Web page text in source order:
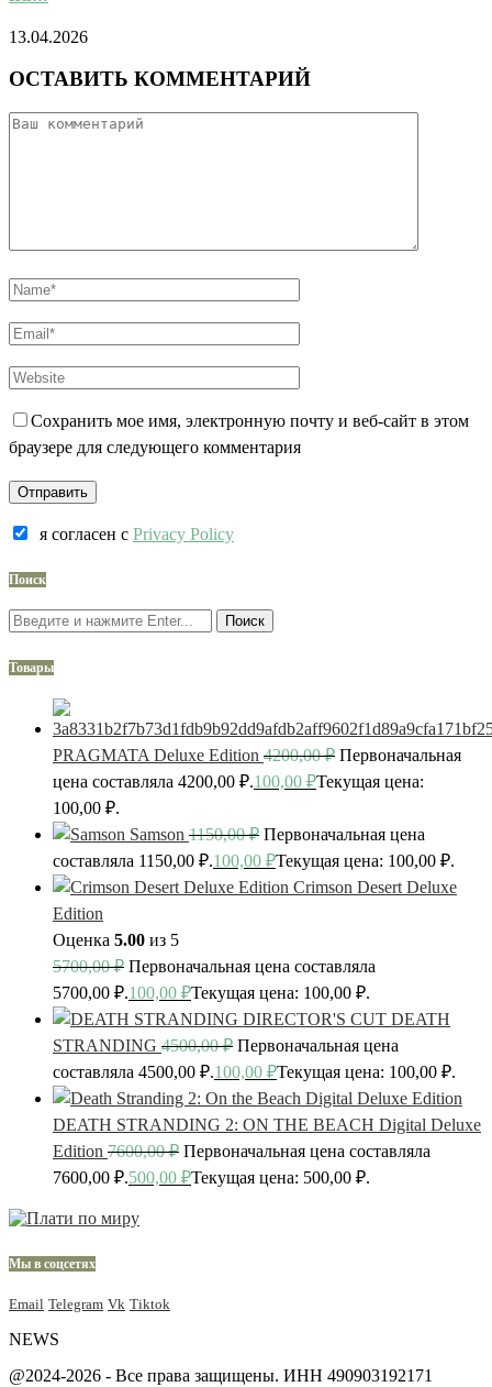
13.04.2026
ОСТАВИТЬ КОММЕНТАРИЙ
Сохранить мое имя, электронную почту и веб-сайт в этом
браузере для следующего комментария
я согласен c Privacy Policy
Поиск
Поиск
Товары
PRAGMATA Deluxe Edition 4200,00₽ Первоначальная
цена составляла 4200,00 ₽.100,00 ₽Текущая цена:
100,00 ₽.
Samson 1150,00₽ Первоначальная цена
составляла 1150,00 ₽.100,00 ₽Текущая цена: 100,00 ₽.
Crimson Desert Deluxe
Edition
Оценка 5.00 из 5
5700,00₽ Первоначальная цена составляла
5700,00 ₽.100,00 ₽Текущая цена: 100,00 ₽.
DEATH
STRANDING 4500,00₽ Первоначальная цена
составляла 4500,00 ₽.100,00 ₽Текущая цена: 100,00 ₽.
DEATH STRANDING 2: ON THE BEACH Digital Deluxe
Edition 7600,00₽ Первоначальная цена составляла
7600,00 ₽.500,00 ₽Текущая цена: 500,00 ₽.
Мы в соцсетях
Email Telegram Vk Tiktok
NEWS
@2024-2026 - Все права защищены. ИНН 490903192171